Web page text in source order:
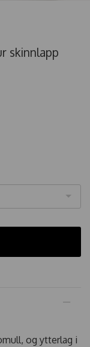
skinnlapp
og ytterlag i